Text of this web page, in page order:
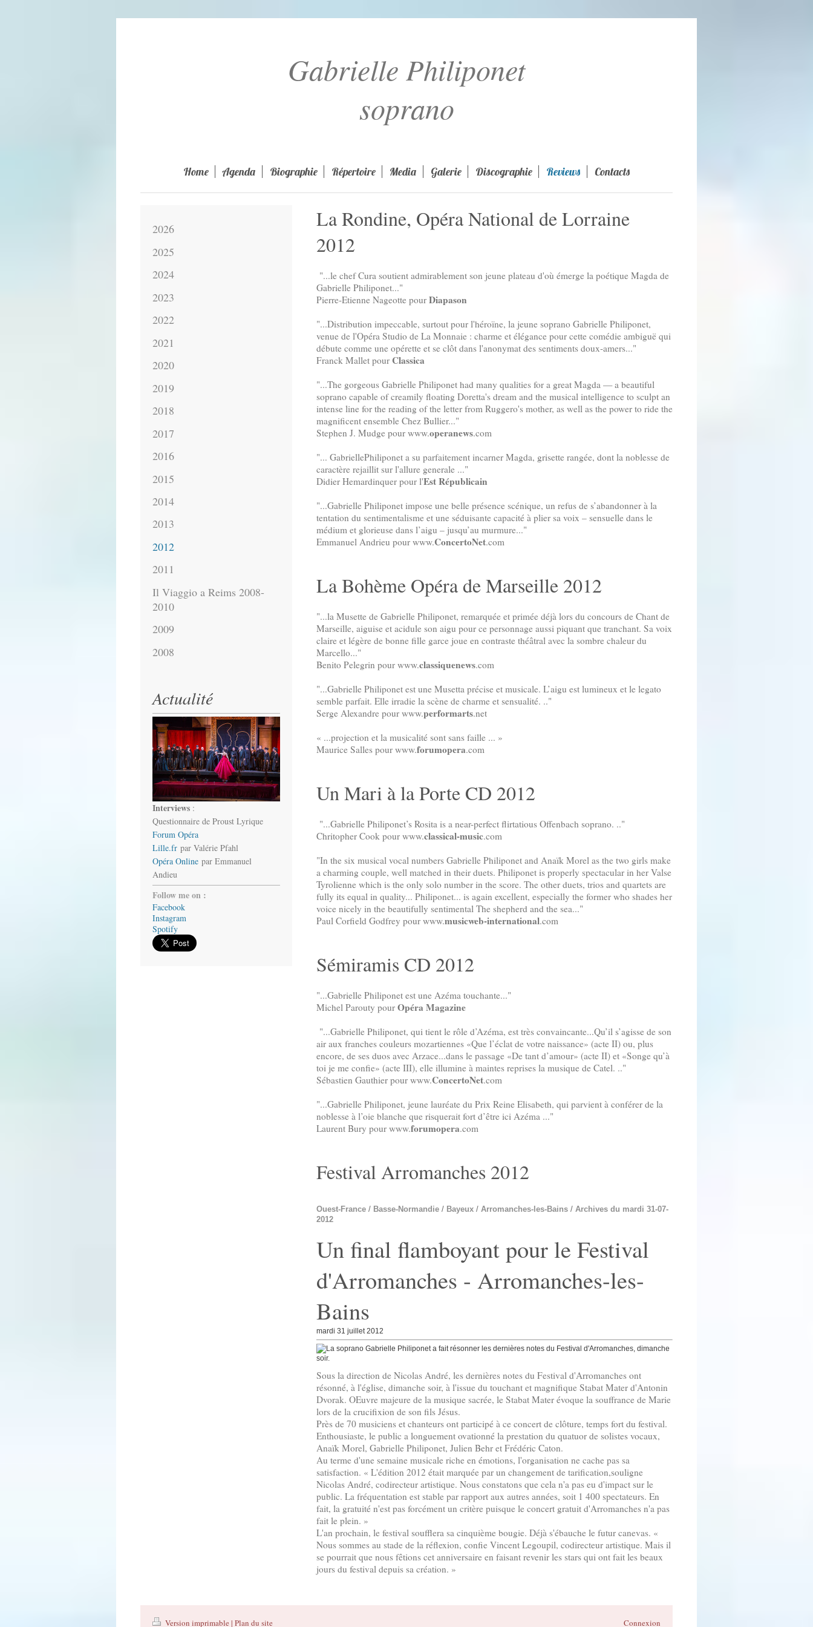
Gabrielle Philiponet
soprano
Home Agenda Biographie Répertoire Media Galerie Discographie Reviews Contacts
La Rondine, Opéra National de Lorraine
2012
"...le chef Cura soutient admirablement son jeune plateau d'où émerge la poétique Magda de
Gabrielle Philiponet..."
Pierre-Etienne Nageotte pour Diapason
"...Distribution impeccable, surtout pour l'héroïne, la jeune soprano Gabrielle Philiponet,
venue de l'Opéra Studio de La Monnaie : charme et élégance pour cette comédie ambiguë qui
débute comme une opérette et se clôt dans l'anonymat des sentiments doux-amers..."
Franck Mallet pour Classica
"...The gorgeous Gabrielle Philiponet had many qualities for a great Magda — a beautiful
soprano capable of creamily floating Doretta's dream and the musical intelligence to sculpt an
intense line for the reading of the letter from Ruggero's mother, as well as the power to ride the
magnificent ensemble Chez Bullier..."
Stephen J. Mudge pour www.operanews.com
"... GabriellePhiliponet a su parfaitement incarner Magda, grisette rangée, dont la noblesse de
caractère rejaillit sur l'allure generale ..."
Didier Hemardinquer pour l'Est Républicain
"...Gabrielle Philiponet impose une belle présence scénique, un refus de s’abandonner à la
tentation du sentimentalisme et une séduisante capacité à plier sa voix – sensuelle dans le
médium et glorieuse dans l’aigu – jusqu’au murmure..."
Emmanuel Andrieu pour www.ConcertoNet.com
La Bohème Opéra de Marseille 2012
"...la Musette de Gabrielle Philiponet, remarquée et primée déjà lors du concours de Chant de
Marseille, aiguise et acidule son aigu pour ce personnage aussi piquant que tranchant. Sa voix
claire et légère de bonne fille garce joue en contraste théâtral avec la sombre chaleur du
Marcello..."
Benito Pelegrin pour www.classiquenews.com
"...Gabrielle Philiponet est une Musetta précise et musicale. L’aigu est lumineux et le legato
semble parfait. Elle irradie la scène de charme et sensualité. .."
Serge Alexandre pour www.performarts.net
« ...projection et la musicalité sont sans faille ... »
Maurice Salles pour www.forumopera.com
Un Mari à la Porte CD 2012
"...Gabrielle Philiponet’s Rosita is a near-perfect flirtatious Offenbach soprano. .."
Chritopher Cook pour www.classical-music.com
"In the six musical vocal numbers Gabrielle Philiponet and Anaïk Morel as the two girls make
a charming couple, well matched in their duets. Philiponet is properly spectacular in her Valse
Tyrolienne which is the only solo number in the score. The other duets, trios and quartets are
fully its equal in quality... Philiponet... is again excellent, especially the former who shades her
voice nicely in the beautifully sentimental The shepherd and the sea..."
Paul Corfield Godfrey pour www.musicweb-international.com
Sémiramis CD 2012
"...Gabrielle Philiponet est une Azéma touchante..."
Michel Parouty pour Opéra Magazine
"...Gabrielle Philiponet, qui tient le rôle d’Azéma, est très convaincante...Qu’il s’agisse de son
air aux franches couleurs mozartiennes «Que l’éclat de votre naissance» (acte II) ou, plus
encore, de ses duos avec Arzace...dans le passage «De tant d’amour» (acte II) et «Songe qu’à
toi je me confie» (acte III), elle illumine à maintes reprises la musique de Catel. .."
Sébastien Gauthier pour www.ConcertoNet.com
"...Gabrielle Philiponet, jeune lauréate du Prix Reine Elisabeth, qui parvient à conférer de la
noblesse à l’oie blanche que risquerait fort d’être ici Azéma ..."
Laurent Bury pour www.forumopera.com
Festival Arromanches 2012
Ouest-France/ Basse-Normandie/ Bayeux/ Arromanches-les-Bains/ Archives du mardi 31-07-
2012
Un final flamboyant pour le Festival
d'Arromanches - Arromanches-les-
Bains
mardi 31 juillet 2012
Sous la direction de Nicolas André, les dernières notes du Festival d'Arromanches ont
résonné, à l'église, dimanche soir, à l'issue du touchant et magnifique Stabat Mater d'Antonin
Dvorak. OEuvre majeure de la musique sacrée, le Stabat Mater évoque la souffrance de Marie
lors de la crucifixion de son fils Jésus.
Près de 70 musiciens et chanteurs ont participé à ce concert de clôture, temps fort du festival.
Enthousiaste, le public a longuement ovationné la prestation du quatuor de solistes vocaux,
Anaïk Morel, Gabrielle Philiponet, Julien Behr et Frédéric Caton.
Au terme d'une semaine musicale riche en émotions, l'organisation ne cache pas sa
satisfaction. « L'édition 2012 était marquée par un changement de tarification,souligne
Nicolas André, codirecteur artistique. Nous constatons que cela n'a pas eu d'impact sur le
public. La fréquentation est stable par rapport aux autres années, soit 1 400 spectateurs. En
fait, la gratuité n'est pas forcément un critère puisque le concert gratuit d'Arromanches n'a pas
fait le plein. »
L'an prochain, le festival soufflera sa cinquième bougie. Déjà s'ébauche le futur canevas. «
Nous sommes au stade de la réflexion, confie Vincent Legoupil, codirecteur artistique. Mais il
se pourrait que nous fêtions cet anniversaire en faisant revenir les stars qui ont fait les beaux
jours du festival depuis sa création. »
2026
2025
2024
2023
2022
2021
2020
2019
2018
2017
2016
2015
2014
2013
2012
2011
Il Viaggio a Reims 2008-
2010
2009
2008
Actualité
Interviews :
Questionnaire de Proust Lyrique
Forum Opéra
Lille.fr par Valérie Pfahl
Opéra Online par Emmanuel
Andieu
Follow me on :
Facebook
Instagram
Spotify
Version imprimable | Plan du site Connexion